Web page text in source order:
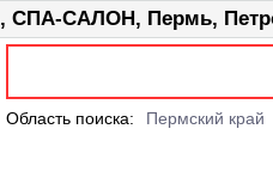
САЛОН, Пермь,
Область поиска: Пермский край